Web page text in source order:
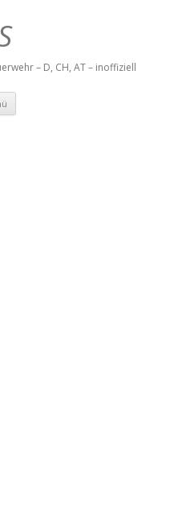
– D, CH, AT – inoffiziell
Springe zum Inhalt